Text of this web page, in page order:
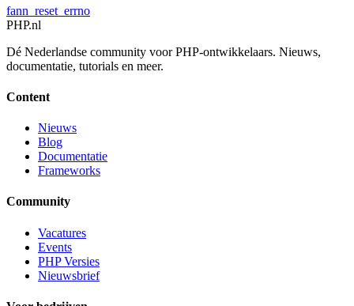
fann_reset_errno
PHP.nl
Dé Nederlandse community voor PHP-ontwikkelaars. Nieuws,
documentatie, tutorials en meer.
Content
Nieuws
Blog
Documentatie
Frameworks
Community
Vacatures
Events
PHP Versies
Nieuwsbrief